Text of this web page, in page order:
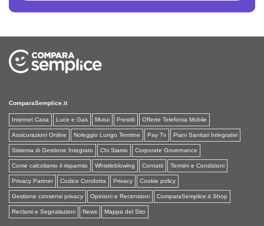
ComparaSemplice.it
Internet Casa Luce e Gas Mutui Prestiti Offerte Telefonia Mobile
Assicurazioni Online Noleggio Lungo Termine Pay Tv Piani Sanitari Integrativi
Sistema di Gestione Integrato Chi Siamo Corporate Governance
Come calcoliamo il risparmio Whistleblowing Contatti Termini e Condizioni
Privacy Partner Codice Condotta Privacy Cookie policy
Gestione consensi privacy Opinioni e Recensioni ComparaSemplice.it Shop
Reclami e Segnalazioni News Mappa del Sito